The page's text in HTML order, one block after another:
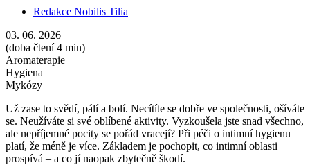
Redakce Nobilis Tilia
03. 06. 2026
(doba čtení 4 min)
Aromaterapie
Hygiena
Mykózy
Už zase to svědí, pálí a bolí. Necítíte se dobře ve společnosti, ošíváte
se. Neužíváte si své oblíbené aktivity. Vyzkoušela jste snad všechno,
ale nepříjemné pocity se pořád vracejí? Při péči o intimní hygienu
platí, že méně je více. Základem je pochopit, co intimní oblasti
prospívá – a co jí naopak zbytečně škodí.